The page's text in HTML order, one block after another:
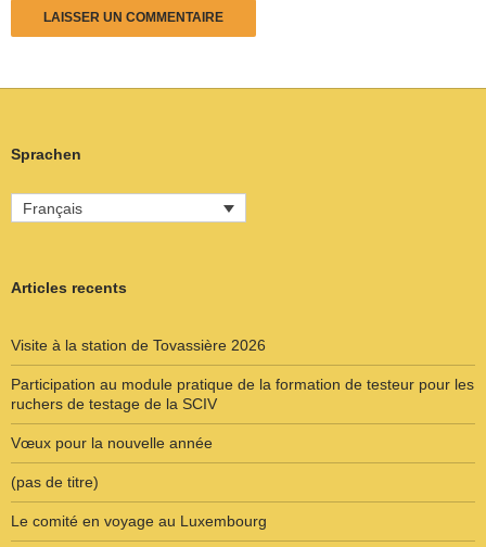
Sprachen
Français
Articles recents
Visite à la station de Tovassière 2026
Participation au module pratique de la formation de testeur pour les
ruchers de testage de la SCIV
Vœux pour la nouvelle année
(pas de titre)
Le comité en voyage au Luxembourg